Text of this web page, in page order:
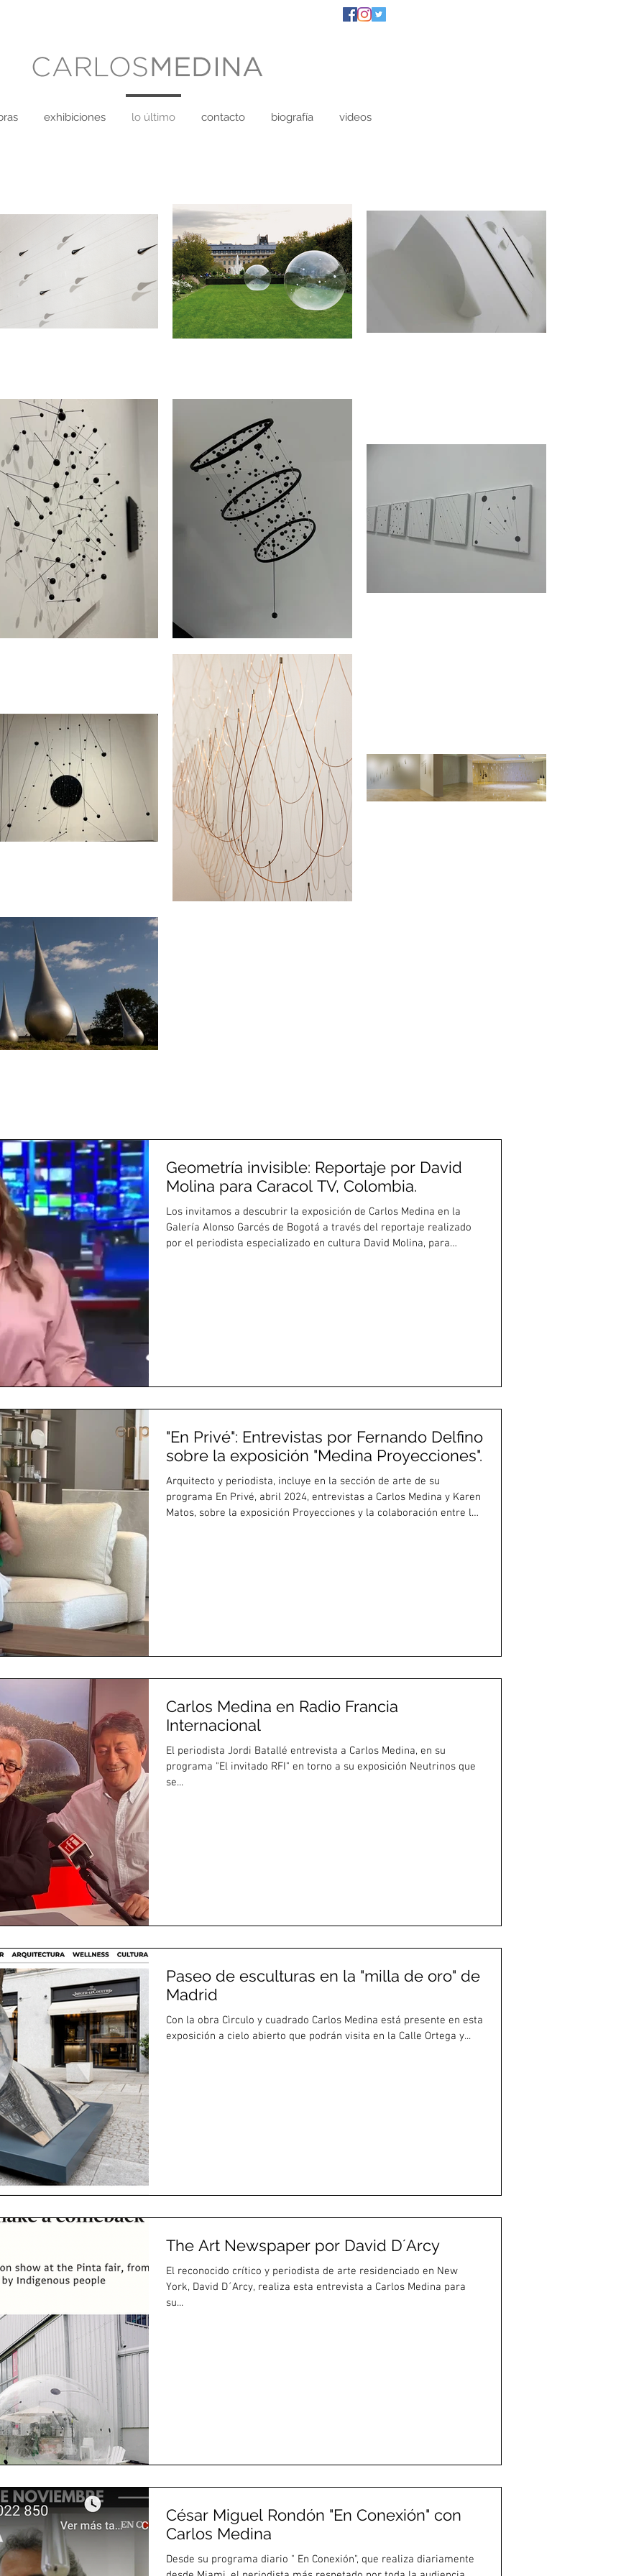
exhibiciones lo último contacto biografía videos
Geometría invisible: Reportaje por David
Molina para Caracol TV, Colombia.
Los invitamos a descubrir la exposición de Carlos Medina en la
Galería Alonso Garcés de Bogotá a través del reportaje realizado
por el periodista especializado en cultura David Molina, para
"En Privé": Entrevistas por Fernando Delfino
sobre la exposición "Medina Proyecciones".
Arquitecto y periodista, incluye en la sección de arte de su
programa En Privé, abril 2024, entrevistas a Carlos Medina y Karen
Matos, sobre la exposición Proyecciones y la colaboración entre la
Carlos Medina en Radio Francia
Internacional
El periodista Jordi Batallé entrevista a Carlos Medina, en su
programa "El invitado RFI" en torno a su exposición Neutrinos que
se...
Paseo de esculturas en la "milla de oro" de
Madrid
Con la obra Cìrculo y cuadrado Carlos Medina está presente en esta
exposición a cielo abierto que podrán visita en la Calle Ortega y...
The Art Newspaper por David D´Arcy
El reconocido crítico y periodista de arte residenciado en New
York, David D´Arcy, realiza esta entrevista a Carlos Medina para
su...
César Miguel Rondón "En Conexión" con
Carlos Medina
Desde su programa diario " En Conexión", que realiza diariamente